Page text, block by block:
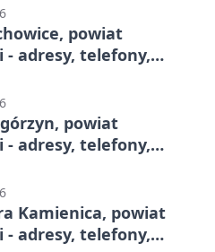
powiat
- adresy, telefony,
powiat
- adresy, telefony,
Kamienica, powiat
- adresy, telefony,